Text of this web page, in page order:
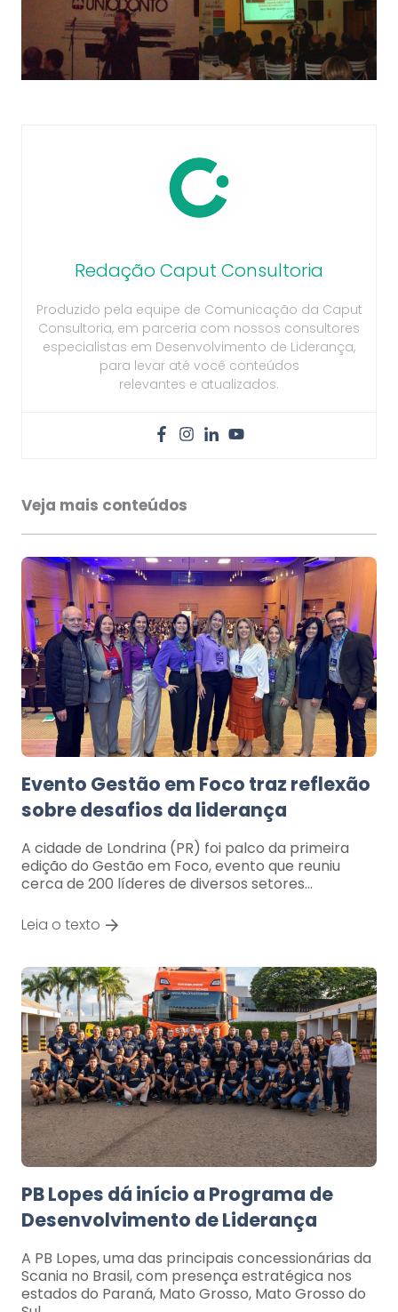
Redação Caput Consultoria
Produzido pela equipe de Comunicação da Caput
Consultoria, em parceria com nossos consultores
especialistas em Desenvolvimento de Liderança,
para levar até você conteúdos
relevantes e atualizados.
Veja mais conteúdos
Evento Gestão em Foco traz reflexão
sobre desafios da liderança
A cidade de Londrina (PR) foi palco da primeira
edição do Gestão em Foco, evento que reuniu
cerca de 200 líderes de diversos setores…
Leia o texto
PB Lopes dá início a Programa de
Desenvolvimento de Liderança
A PB Lopes, uma das principais concessionárias da
Scania no Brasil, com presença estratégica nos
estados do Paraná, Mato Grosso, Mato Grosso do